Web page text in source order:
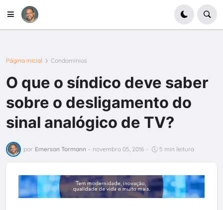
Página inicial Condomínios
O que o síndico deve saber
sobre o desligamento do
sinal analógico de TV?
por Emerson Tormann - novembro 05, 2016 - 5 min leitura